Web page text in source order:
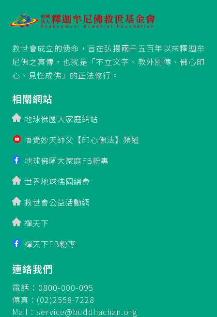
救世會成立的使命，旨在弘揚兩千五百年以來釋迦牟
尼佛之真傳，也就是「不立文字、教外別傳、佛心印
心、見性成佛」的正法修行。
相關網站
地球佛國大家庭網站
悟覺妙天師父【印心佛法】頻道
地球佛國大家庭FB粉專
世界地球佛國總會
救世會公益活動網
禪天下
禪天下FB粉專
連絡我們
電話：0800-000-095
傳真：(02)2558-7228
Mail： service@buddhachan.org